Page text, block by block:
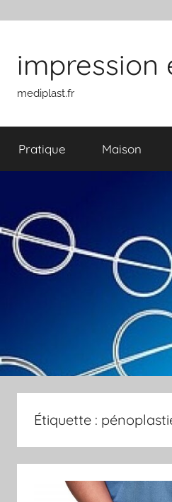
impression
mediplast.fr
Pratique Maison
Étiquette :